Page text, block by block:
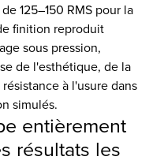
125–150 RMS pour la
finition reproduit
sous pression,
de l'esthétique, de la
à l'usure dans
simulés.
entièrement
résultats les